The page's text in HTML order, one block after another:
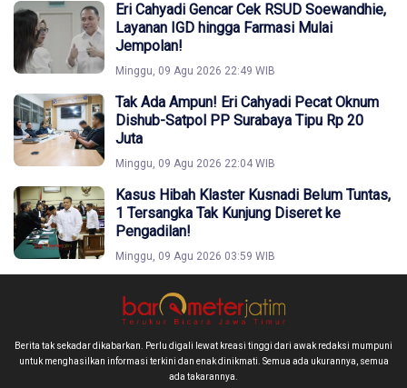
Eri Cahyadi Gencar Cek RSUD Soewandhie,
Layanan IGD hingga Farmasi Mulai
Jempolan!
Minggu, 09 Agu 2026 22:49 WIB
Tak Ada Ampun! Eri Cahyadi Pecat Oknum
Dishub-Satpol PP Surabaya Tipu Rp 20
Juta
Minggu, 09 Agu 2026 22:04 WIB
Kasus Hibah Klaster Kusnadi Belum Tuntas,
1 Tersangka Tak Kunjung Diseret ke
Pengadilan!
Minggu, 09 Agu 2026 03:59 WIB
Berita tak sekadar dikabarkan. Perlu digali lewat kreasi tinggi dari awak redaksi mumpuni
untuk menghasilkan informasi terkini dan enak dinikmati. Semua ada ukurannya, semua
ada takarannya.